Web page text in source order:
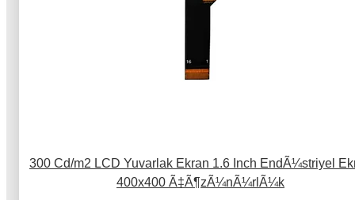
300 Cd/m2 LCD Yuvarlak Ekran 1.6 Inch EndÃ¼striyel
400x400 Ã‡Ã¶zÃ¼nÃ¼rlÃ¼k